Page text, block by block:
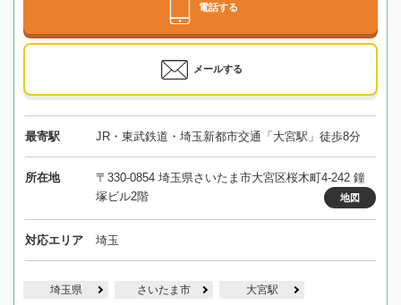
電話する
メールする
最寄駅 JR・東武鉄道・埼玉新都市交通「大宮駅」徒歩8分
所在地
〒330-0854 埼玉県さいたま市大宮区桜木町4-242 鐘
塚ビル2階
地図
対応エリア 埼玉
埼玉県 さいたま市 大宮駅